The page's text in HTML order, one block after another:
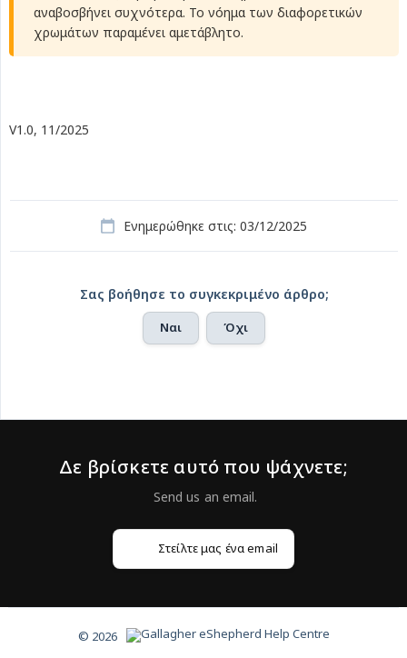
αναβοσβήνει συχνότερα. Το νόημα των διαφορετικών
χρωμάτων παραμένει αμετάβλητο.
V1.0, 11/2025
Ενημερώθηκε στις: 03/12/2025
Σας βοήθησε το συγκεκριμένο άρθρο;
Ναι Όχι
Δε βρίσκετε αυτό που ψάχνετε;
Στείλτε μας ένα email
© 2026